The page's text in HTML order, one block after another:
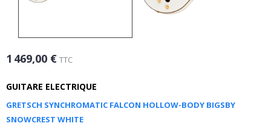
1 469,00 € TTC
GUITARE ELECTRIQUE
GRETSCH SYNCHROMATIC FALCON HOLLOW-BODY BIGSBY
SNOWCREST WHITE